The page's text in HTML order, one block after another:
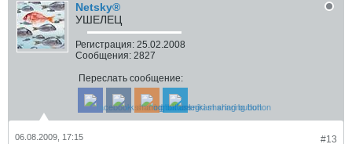
Netsky®
УШЕЛЕЦ
Регистрация: 25.02.2008
Сообщения: 2827
Переслать сообщение:
#13
06.08.2009, 17:15